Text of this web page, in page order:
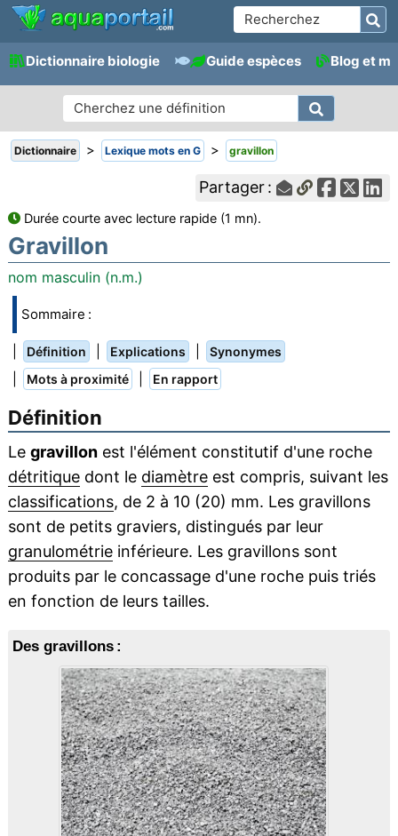
Dictionnaire biologie Guide espèces Blog et
Dictionnaire > Lexique mots en G > gravillon
Partager :
Durée courte avec lecture rapide (1 mn).
Gravillon
nom masculin (n.m.)
Sommaire :
Définition Explications Synonymes
Mots à proximité En rapport
Définition
Le gravillonest l'élément constitutif d'une roche
détritiquedont le diamètreest compris, suivant les
classifications, de 2 à 10 (20) mm. Les gravillons
sont de petits graviers, distingués par leur
granulométrieinférieure. Les gravillons sont
produits par le concassage d'une roche puis triés
en fonction de leurs tailles.
Des gravillons :